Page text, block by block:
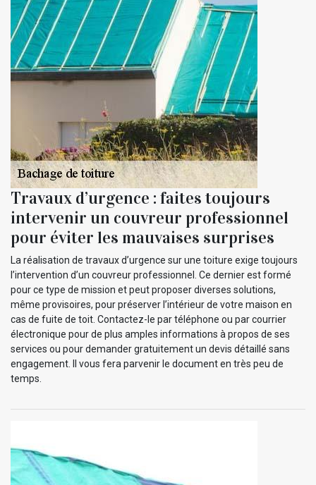
Travaux d’urgence : faites toujours
intervenir un couvreur professionnel
pour éviter les mauvaises surprises
La réalisation de travaux d’urgence sur une toiture exige toujours
l’intervention d’un couvreur professionnel. Ce dernier est formé
pour ce type de mission et peut proposer diverses solutions,
même provisoires, pour préserver l’intérieur de votre maison en
cas de fuite de toit. Contactez-le par téléphone ou par courrier
électronique pour de plus amples informations à propos de ses
services ou pour demander gratuitement un devis détaillé sans
engagement. Il vous fera parvenir le document en très peu de
temps.